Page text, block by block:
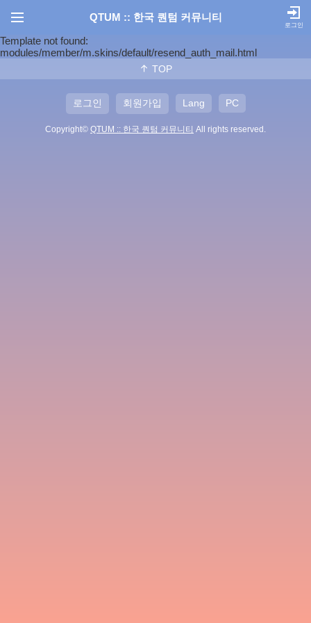
QTUM :: 한국 퀀텀 커뮤니티
로그인
Template not found:
modules/member/m.skins/default/resend_auth_mail.html
TOP
로그인 회원가입 Lang PC
Copyright© QTUM :: 한국 퀀텀 커뮤니티 All rights reserved.